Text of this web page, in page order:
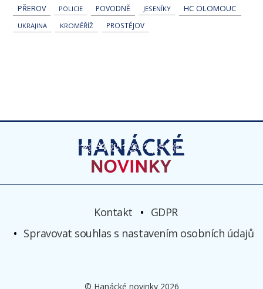
PŘEROV POLICIE POVODNĚ JESENÍKY HC OLOMOUC
UKRAJINA KROMĚŘÍŽ PROSTĚJOV
Kontakt
GDPR
Spravovat souhlas s nastavením osobních údajů
© Hanácké novinky 2026